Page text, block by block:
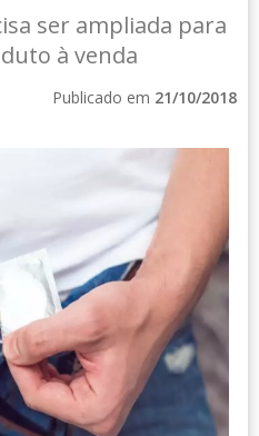
ser ampliada para
à venda
Publicado em 21/10/2018